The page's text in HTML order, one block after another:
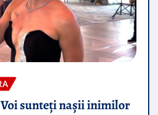
sunteți nașii inimilor